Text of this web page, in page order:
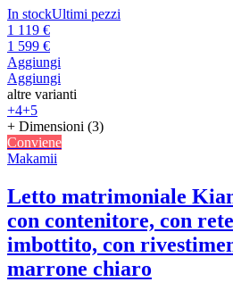
In stockUltimi pezzi
1 119 €
1 599 €
Aggiungi
Aggiungi
altre varianti
+4+5
+ Dimensioni (3)
Conviene
Makamii
Letto matrimoniale
con contenitore, con
imbottito, con
marrone chiaro